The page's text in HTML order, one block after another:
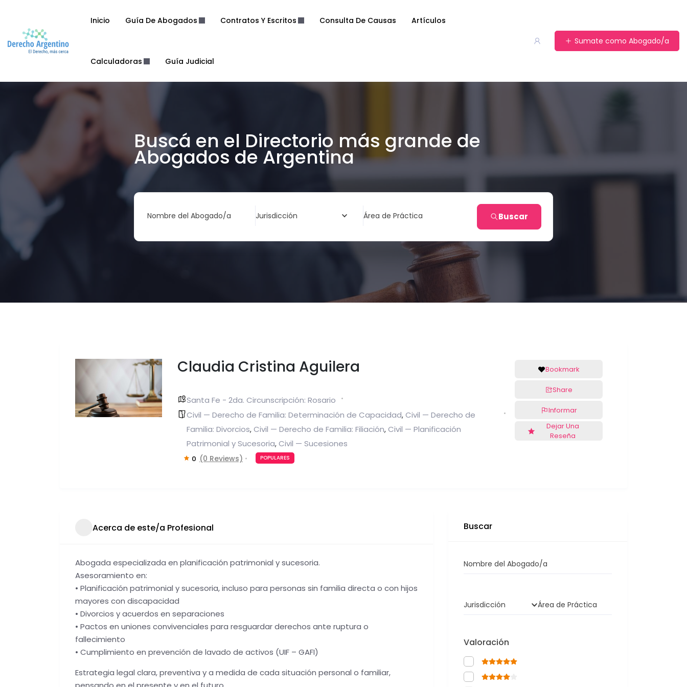
Inicio Guía De Abogados Contratos Y Escritos Consulta De Causas Artículos
Calculadoras Guía Judicial
Sumate como Abogado/a
Buscá en el Directorio más grande de
Abogados de Argentina
Nombre del Abogado/a Jurisdicción Área de Práctica Buscar
Claudia Cristina Aguilera
Santa Fe - 2da. Circunscripción: Rosario
Civil — Derecho de Familia: Determinación de Capacidad, Civil — Derecho de
Familia: Divorcios, Civil — Derecho de Familia: Filiación, Civil — Planificación
Patrimonial y Sucesoria, Civil — Sucesiones
0 (0 Reviews) POPULARES
Bookmark
Share
Informar
Dejar Una
Reseña
Acerca de este/a Profesional
Abogada especializada en planificación patrimonial y sucesoria.
Asesoramiento en:
• Planificación patrimonial y sucesoria, incluso para personas sin familia directa o con hijos
mayores con discapacidad
• Divorcios y acuerdos en separaciones
• Pactos en uniones convivenciales para resguardar derechos ante ruptura o
fallecimiento
• Cumplimiento en prevención de lavado de activos (UIF – GAFI)
Estrategia legal clara, preventiva y a medida de cada situación personal o familiar,
Buscar
Nombre del Abogado/a
Jurisdicción Área de Práctica
Valoración